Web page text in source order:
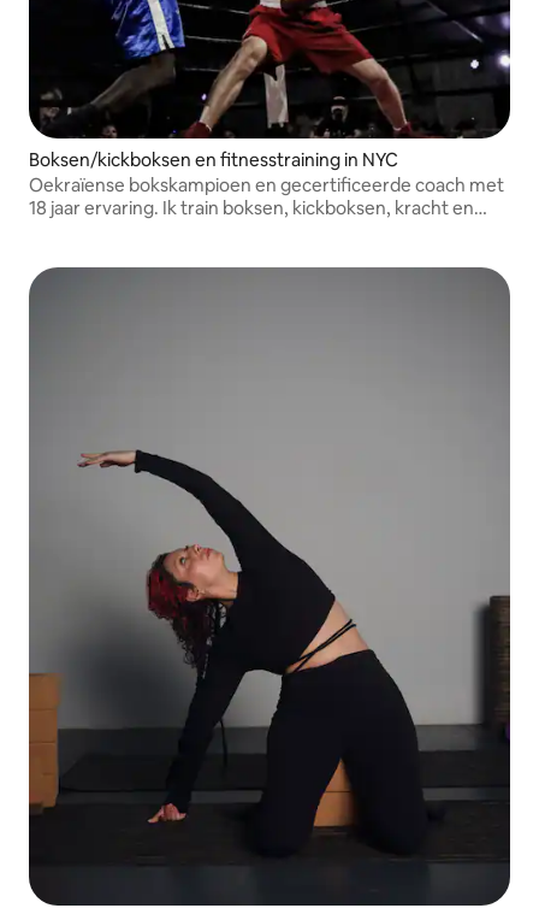
Boksen/kickboksen en fitnesstraining in NYC
Oekraïense bokskampioen en gecertificeerde coach met
18 jaar ervaring. Ik train boksen, kickboksen, kracht en